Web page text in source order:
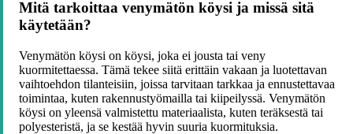
Mitä tarkoittaa venymätön köysi ja missä sitä
käytetään?
Venymätön köysi on köysi, joka ei jousta tai veny
kuormitettaessa. Tämä tekee siitä erittäin vakaan ja luotettavan
vaihtoehdon tilanteisiin, joissa tarvitaan tarkkaa ja ennustettavaa
toimintaa, kuten rakennustyömailla tai kiipeilyssä. Venymätön
köysi on yleensä valmistettu materiaalista, kuten teräksestä tai
polyesteristä, ja se kestää hyvin suuria kuormituksia.